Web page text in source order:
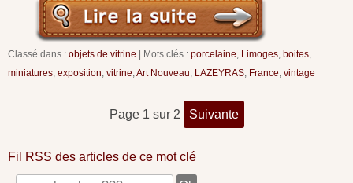
Classé dans : objets de vitrine Mots clés : porcelaine Limoges boites
miniatures exposition vitrine Art Nouveau LAZEYRAS France vintage
page 1 sur 2 suivante
Fil RSS des articles de ce mot clé